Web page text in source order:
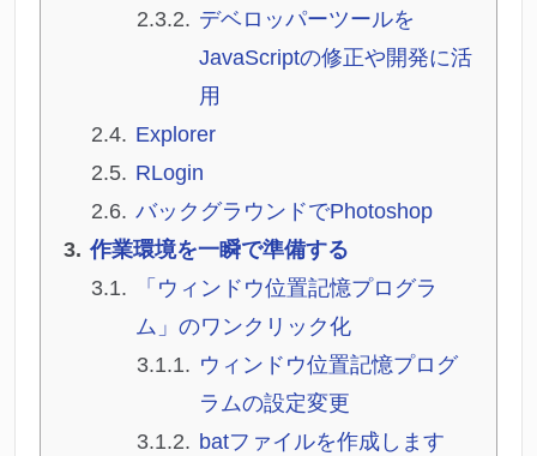
デベロッパーツールを
JavaScriptの修正や開発に活
用
Explorer
RLogin
バックグラウンドでPhotoshop
作業環境を一瞬で準備する
「ウィンドウ位置記憶プログラ
ム」のワンクリック化
ウィンドウ位置記憶プログ
ラムの設定変更
batファイルを作成します